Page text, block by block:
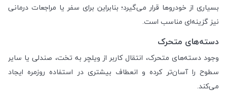
بسیاری از خودروها قرار می‌گیرد؛ بنابراین برای سفر یا مراجعات درمانی
نیز گزینه‌ای مناسب است.
دسته‌های متحرک
وجود دسته‌های متحرک، انتقال کاربر از ویلچر به تخت، صندلی یا سایر
سطوح را آسان‌تر کرده و انعطاف بیشتری در استفاده روزمره ایجاد
می‌کند.